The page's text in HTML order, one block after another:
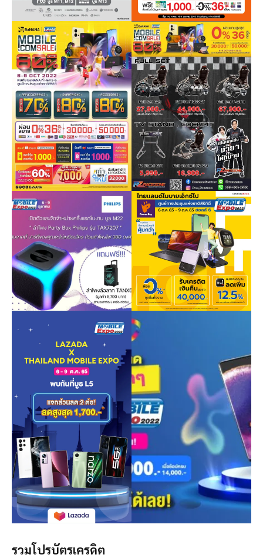
รวมโปรบัตรเครดิต